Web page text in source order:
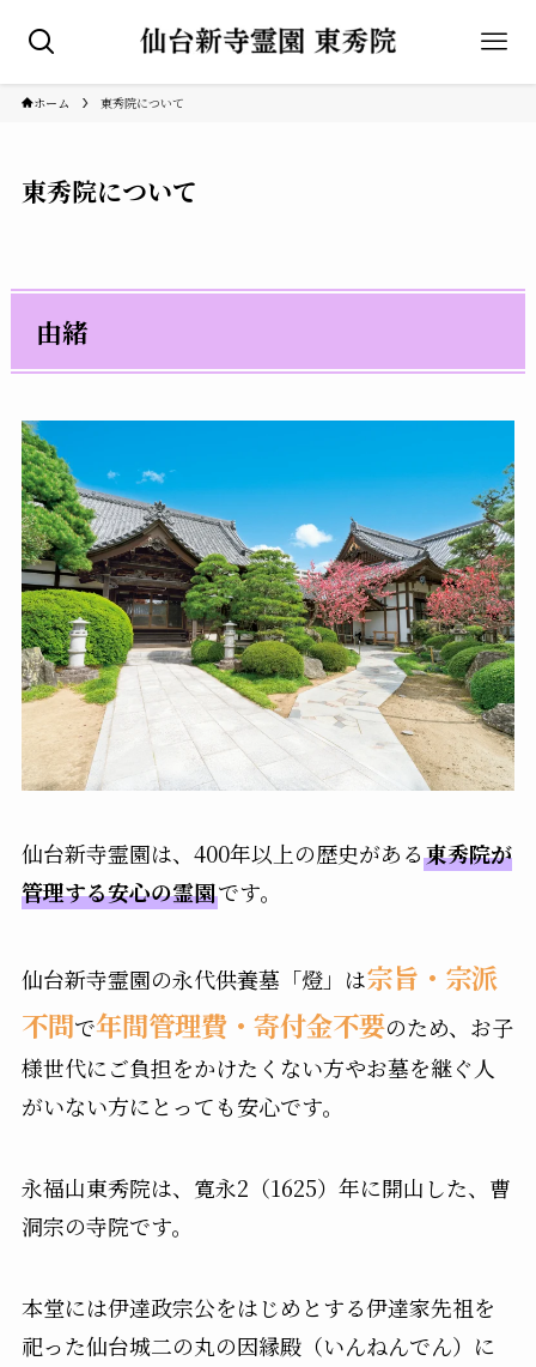
ホーム 東秀院について
東秀院について
由緒
仙台新寺霊園は、400年以上の歴史がある東秀院が
管理する安心の霊園です。
仙台新寺霊園の永代供養墓「燈」は宗旨・宗派
不問で年間管理費・寄付金不要のため、お子
様世代にご負担をかけたくない方やお墓を継ぐ人
がいない方にとっても安心です。
永福山東秀院は、寛永2（1625）年に開山した、曹
洞宗の寺院です。
本堂には伊達政宗公をはじめとする伊達家先祖を
祀った仙台城二の丸の因縁殿（いんねんでん）に